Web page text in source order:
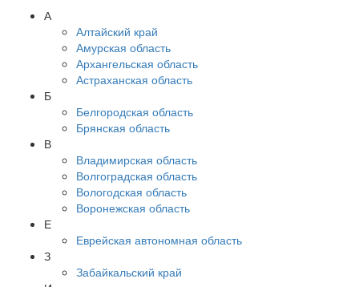
А
Алтайский край
Амурская область
Архангельская область
Астраханская область
Б
Белгородская область
Брянская область
В
Владимирская область
Волгоградская область
Вологодская область
Воронежская область
Е
Еврейская автономная область
З
Забайкальский край